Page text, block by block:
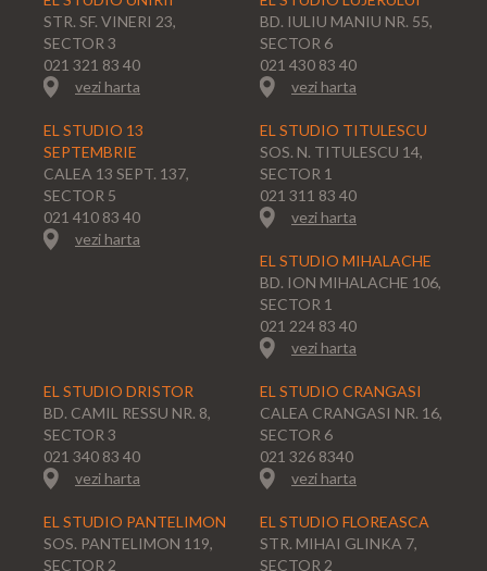
STR. SF. VINERI 23,
SECTOR 3
021 321 83 40
vezi harta
BD. IULIU MANIU NR. 55,
SECTOR 6
021 430 83 40
vezi harta
EL STUDIO 13
SEPTEMBRIE
CALEA 13 SEPT. 137,
SECTOR 5
021 410 83 40
vezi harta
EL STUDIO TITULESCU
SOS. N. TITULESCU 14,
SECTOR 1
021 311 83 40
vezi harta
EL STUDIO MIHALACHE
BD. ION MIHALACHE 106,
SECTOR 1
021 224 83 40
vezi harta
EL STUDIO DRISTOR
BD. CAMIL RESSU NR. 8,
SECTOR 3
021 340 83 40
vezi harta
EL STUDIO CRANGASI
CALEA CRANGASI NR. 16,
SECTOR 6
021 326 8340
vezi harta
EL STUDIO PANTELIMON
SOS. PANTELIMON 119,
SECTOR 2
EL STUDIO FLOREASCA
STR. MIHAI GLINKA 7,
SECTOR 2